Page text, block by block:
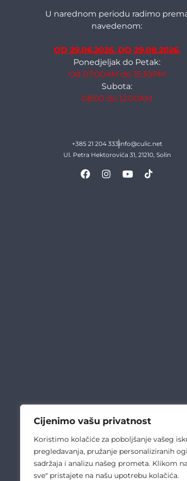
Cijenimo vašu privatnost
Koristimo kolačiće za poboljšanje vašeg
pregledavanja, pružanje personaliziranih
sadržaja i analizu našeg prometa. Klikom
sve" pristajete na našu upotrebu kolačića.
U narednom periodu radimo
navedenom:
OD 29.06.2026. DO 29.08.2026.
Ponedjeljak do Petak:
Od 07:00AM do 15:30PM
Subota:
08:00 do 12:00AM
+385 21 204 333info@culic.net
Ul. Petra Hektorovića 31, 21210, Solin